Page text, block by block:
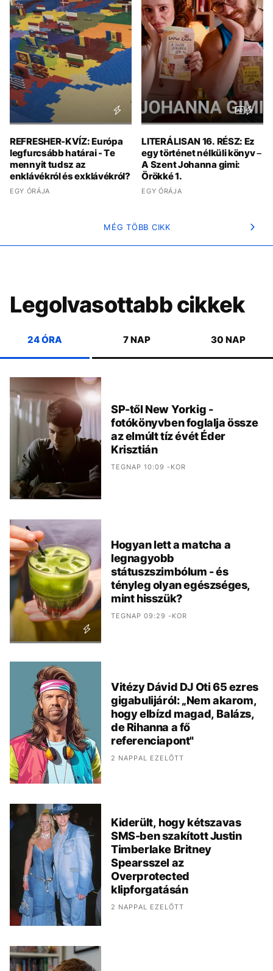
REFRESHER-KVÍZ: Európa
legfurcsább határai - Te
mennyit tudsz az
enklávékról és exklávékról?
EGY ÓRÁJA
LITERÁLISAN 16. RÉSZ: Ez
egy történet nélküli könyv –
A Szent Johanna gimi:
Örökké 1.
EGY ÓRÁJA
MÉG TÖBB CIKK
Legolvasottabb cikkek
24 ÓRA 7 NAP 30 NAP
SP-től New Yorkig -
fotókönyvben foglalja össze
az elmúlt tíz évét Éder
Krisztián
TEGNAP 10:09 -KOR
Hogyan lett a matcha a
legnagyobb
státuszszimbólum - és
tényleg olyan egészséges,
mint hisszük?
TEGNAP 09:29 -KOR
Vitézy Dávid DJ Oti 65 ezres
gigabulijáról: „Nem akarom,
hogy elbízd magad, Balázs,
de Rihanna a fő
referenciapont"
2 NAPPAL EZELŐTT
Kiderült, hogy kétszavas
SMS-ben szakított Justin
Timberlake Britney
Spearsszel az
Overprotected
klipforgatásán
2 NAPPAL EZELŐTT